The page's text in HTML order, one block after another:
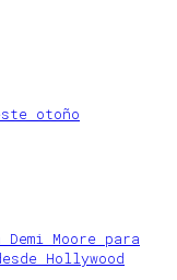
otoño
Moore para
Hollywood